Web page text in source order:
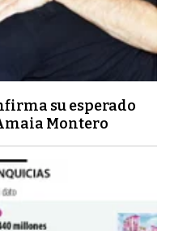
su esperado
Montero